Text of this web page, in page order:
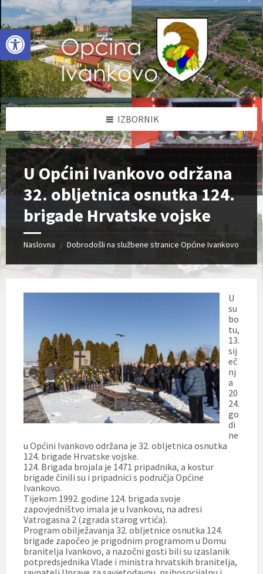
Open toolbar
Skip
to
content
Skip
to
left
sidebar
Skip
to
footer
IZBORNIK
U Općini Ivankovo održana
32. obljetnica osnutka 124.
brigade Hrvatske vojske
Naslovna / Dobrodošli na službene stranice Općine Ivankovo
U
su
bo
tu,
13.
sij
eč
nj
a
20
24.
go
di
ne
u Općini Ivankovo održana je 32. obljetnica osnutka
124. brigade Hrvatske vojske.
124. Brigada brojala je 1471 pripadnika, a kostur
brigade činili su i pripadnici s područja Općine
Ivankovo.
Tijekom 1992. godine 124. brigada svoje
zapovjedništvo imala je u Ivankovu, na adresi
Vatrogasna 2 (zgrada starog vrtića).
Program obilježavanja 32. obljetnice osnutka 124.
brigade započeo je prigodnim programom u Domu
branitelja Ivankovo, a nazočni gosti bili su izaslanik
potpredsjednika Vlade i ministra hrvatskih branitelja,